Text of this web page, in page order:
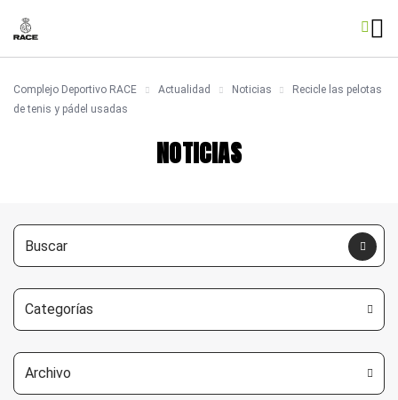
Complejo Deportivo RACE Actualidad Noticias
Recicle las pelotas
de tenis y pádel usadas
NOTICIAS
Categorías
Archivo